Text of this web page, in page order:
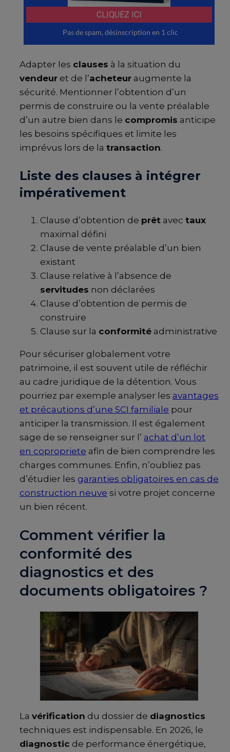
Adapter les clauses à la situation du
vendeur et de l’acheteur augmente la
sécurité. Mentionner l’obtention d’un
permis de construire ou la vente préalable
d’un autre bien dans le compromis anticipe
les besoins spécifiques et limite les
imprévus lors de la transaction.
Liste des clauses à intégrer
impérativement
Clause d’obtention de prêt avec taux
maximal défini
Clause de vente préalable d’un bien
existant
Clause relative à l’absence de
servitudes non déclarées
Clause d’obtention de permis de
construire
Clause sur la conformité administrative
Pour sécuriser globalement votre
patrimoine, il est souvent utile de réfléchir
au cadre juridique de la détention. Vous
pourriez par exemple analyser les avantages
et précautions d’une SCI familiale pour
anticiper la transmission. Il est également
sage de se renseigner sur l’ achat d’un lot
en copropriete afin de bien comprendre les
charges communes. Enfin, n’oubliez pas
d’étudier les garanties obligatoires en cas de
construction neuve si votre projet concerne
un bien récent.
Comment vérifier la
conformité des
diagnostics et des
documents obligatoires ?
La vérification du dossier de diagnostics
techniques est indispensable. En 2026, le
diagnostic de performance énergétique,